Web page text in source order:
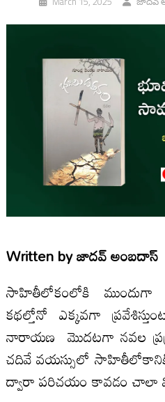
Written byజాదవ్ అంబదాస్
సాహితీలోకంలోకి
కథల్తోనో ఎక్కవగా
నారాయణ మొదటగా నవల
చదివే వయస్సులో
ద్వారా పరిచయం కావడం చాలా